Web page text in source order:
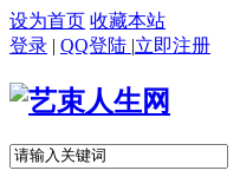
设为首页 收藏本站
登录 | QQ登陆 |立即注册